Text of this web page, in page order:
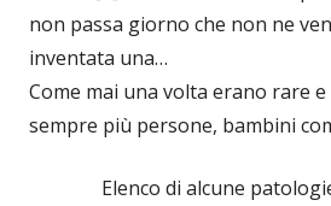
non passa giorno che non ne
inventata una…
Come mai una volta erano rare
sempre più persone, bambini
Elenco di alcune